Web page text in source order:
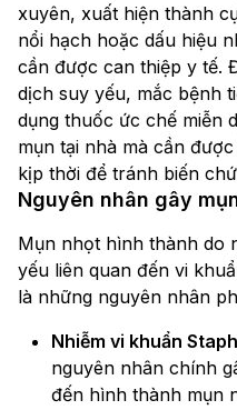
xuyên, xuất hiện thành
nổi hạch hoặc dấu hiệu
cần được can thiệp y tế.
dịch suy yếu, mắc bệnh
dụng thuốc ức chế miễn
mụn tại nhà mà cần
kịp thời để tránh biến
Nguyên nhân gây
Mụn nhọt hình thành do
yếu liên quan đến vi
là những nguyên nhân
Nhiễm vi khuẩn
nguyên nhân chính
đến hình thành mụn